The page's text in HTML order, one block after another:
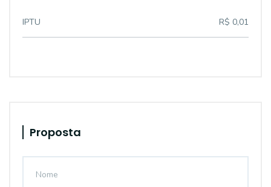
IPTU R$ 0,01
Proposta